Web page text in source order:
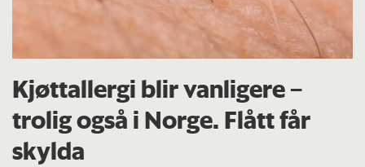
Kjøttallergi blir vanligere –
trolig også i Norge. Flått får
skylda